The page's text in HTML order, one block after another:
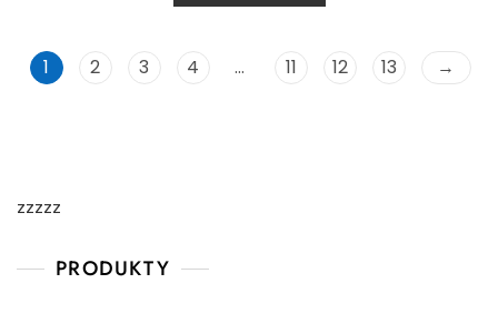
1 2 3 4 … 11 12 13 →
zzzzz
PRODUKTY